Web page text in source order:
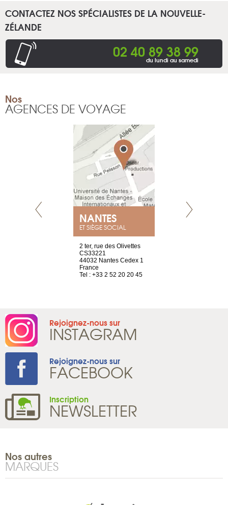
CONTACTEZ NOS SPÉCIALISTES DE LA NOUVELLE-
ZÉLANDE
02 40 89 38 99
du lundi au samedi
Nos
AGENCES DE VOYAGE
NANTES
ET SIÈGE SOCIAL
2 ter, rue des Olivettes
CS33221
44032 Nantes Cedex 1
France
Tel : +33 2 52 20 20 45
Rejoignez-nous sur
INSTAGRAM
Rejoignez-nous sur
FACEBOOK
Inscription
NEWSLETTER
Nos autres
MARQUES